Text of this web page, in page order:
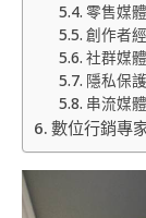
零售媒
創作者
社群媒
隱私保
串流媒
數位行銷專